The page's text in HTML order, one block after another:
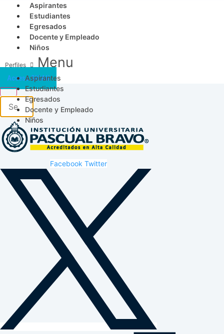
Aspirantes
Estudiantes
Egresados
Docente y Empleado
Niños
Menu
Aspirantes
Estudiantes
Egresados
Docente y Empleado
Niños
Acceso SICAU
Facebook Twitter